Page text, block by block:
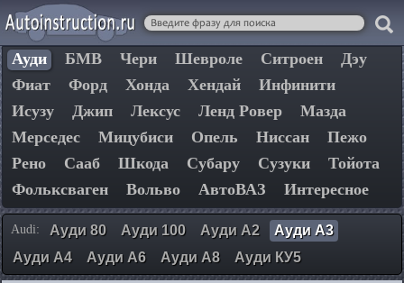
Ауди БМВ Чери Шевроле Ситроен
Дэу
Фиат
Форд Хонда Хендай
Инфинити
Исузу
Джип Лексус Ленд Ровер
Мазда
Мерседес
Мицубиси Опель Ниссан
Пежо
Рено
Сааб Шкода Субару Сузуки
Тойота
Фольксваген
Вольво АвтоВАЗ Интересное
Audi: Ауди 80 Ауди 100 Ауди А2
Ауди А3
Ауди А4
Ауди А6 Ауди А8 Ауди КУ5